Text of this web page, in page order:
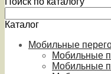
Каталог
Мобильные
Мобильные
Мобильные